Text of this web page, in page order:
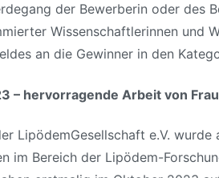
der Bewerberin oder des
Wissenschaftlerinnen und
an die Gewinner in den
– hervorragende Arbeit von Frau
LipödemGesellschaft e.V.
im Bereich der Lipödem-